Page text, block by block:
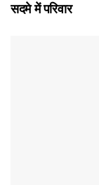
सदमे में परिवार